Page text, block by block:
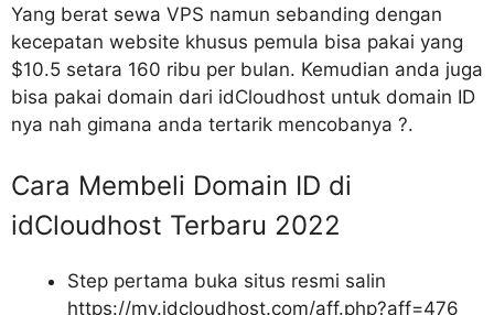
Yang berat sewa VPS namun sebanding dengan
kecepatan website khusus pemula bisa pakai yang
$10.5 setara 160 ribu per bulan. Kemudian anda juga
bisa pakai domain dari idCloudhost untuk domain ID
nya nah gimana anda tertarik mencobanya ?.
Cara Membeli Domain ID di
idCloudhost Terbaru 2022
Step pertama buka situs resmi salin
https://my.idcloudhost.com/aff.php?aff=476